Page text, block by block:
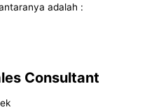
adalah :
Consultant